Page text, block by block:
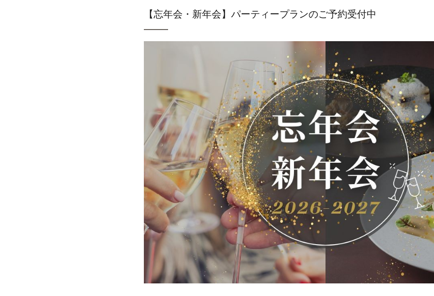
【忘年会・新年会】パーティープランのご予約受付中